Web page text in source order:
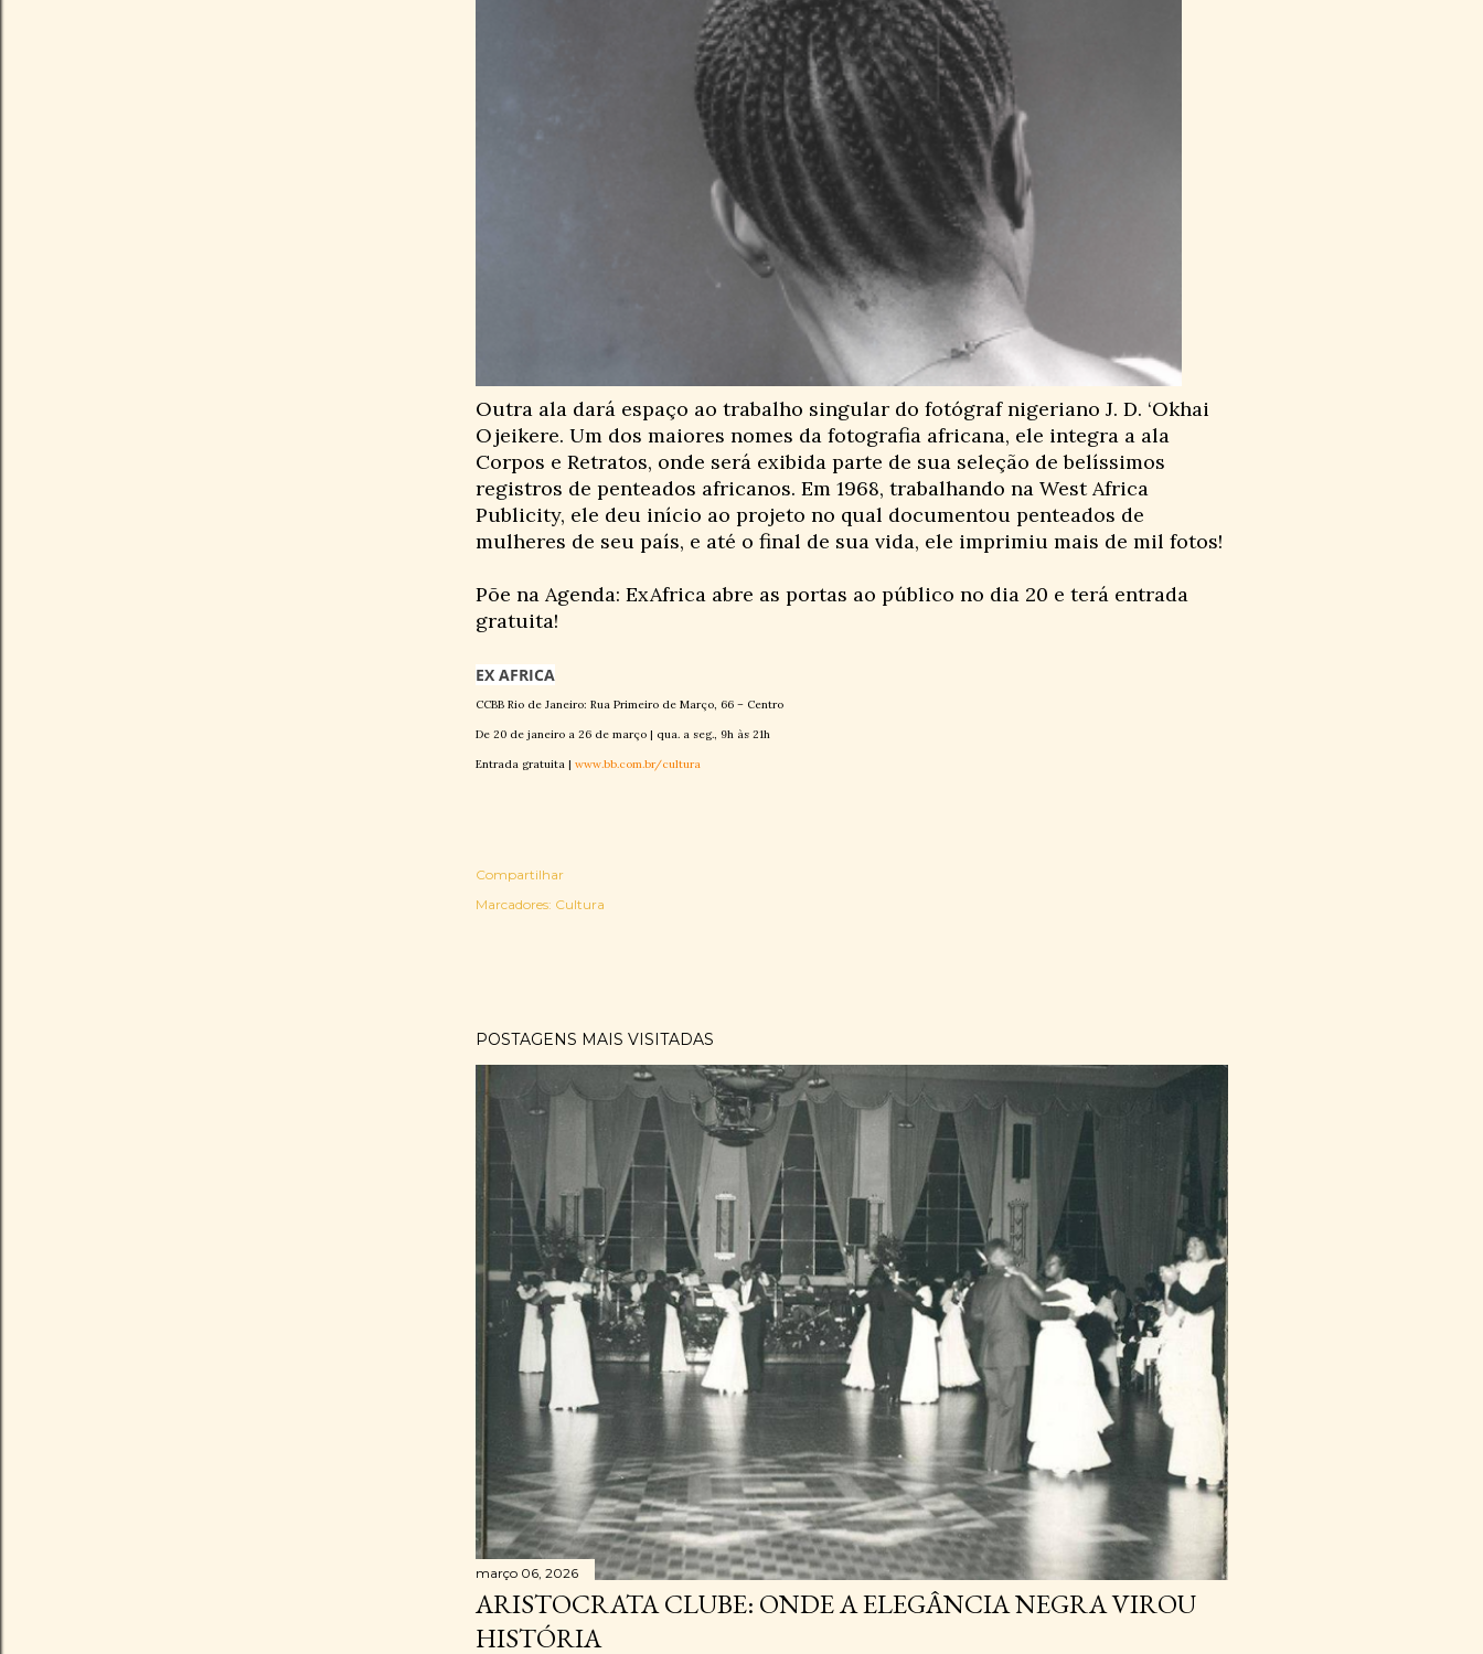
Outra ala dará espaço ao trabalho singular do fotógraf nigeriano J. D. ‘Okhai
Ojeikere. Um dos maiores nomes da fotografia africana, ele integra a ala
Corpos e Retratos, onde será exibida parte de sua seleção de belíssimos
registros de penteados africanos. Em 1968, trabalhando na West Africa
Publicity, ele deu início ao projeto no qual documentou penteados de
mulheres de seu país, e até o final de sua vida, ele imprimiu mais de mil fotos!
Põe na Agenda: ExAfrica abre as portas ao público no dia 20 e terá entrada
gratuita!
EX AFRICA
CCBB Rio de Janeiro: Rua Primeiro de Março, 66 – Centro
De 20 de janeiro a 26 de março | qua. a seg., 9h às 21h
Entrada gratuita | www.bb.com.br/cultura
Compartilhar
Marcadores: Cultura
POSTAGENS MAIS VISITADAS
março 06, 2026
ARISTOCRATA CLUBE: ONDE A ELEGÂNCIA NEGRA VIROU
HISTÓRIA